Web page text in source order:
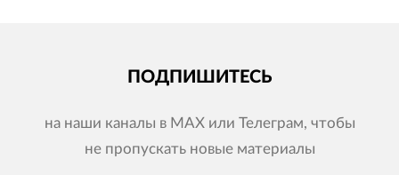
ПОДПИШИТЕСЬ
на наши каналы в MAX или Телеграм, чтобы
не пропускать новые материалы